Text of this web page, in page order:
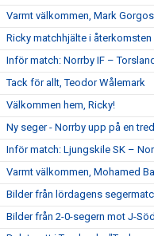
Varmt välkommen, Mark Gorgos
Ricky matchhjälte i återkomsten
Inför match: Norrby IF –
Tack för allt, Teodor Wålemark
Välkommen hem, Ricky!
Ny seger - Norrby upp på en
Inför match: Ljungskile SK –
Varmt välkommen, Mohamed
Bilder från lördagens
Bilder från 2-0-segern mot J-